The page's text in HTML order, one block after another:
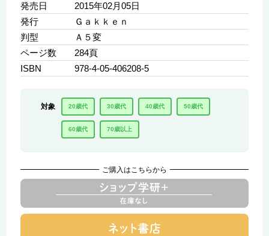
発売日
2015年02月05日
発行
Ｇａｋｋｅｎ
判型
Ａ５変
ページ数
284頁
ISBN
978-4-05-406208-5
対象 20歳代 30歳代 40歳代 50歳代
60歳代 70歳以上
ご購入はこちらから